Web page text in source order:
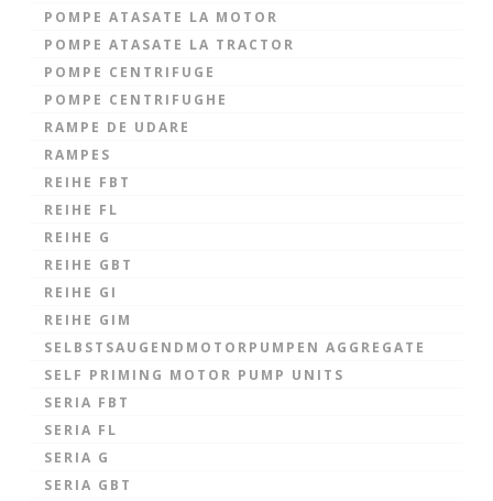
POMPE ATASATE LA MOTOR
POMPE ATASATE LA TRACTOR
POMPE CENTRIFUGE
POMPE CENTRIFUGHE
RAMPE DE UDARE
RAMPES
REIHE FBT
REIHE FL
REIHE G
REIHE GBT
REIHE GI
REIHE GIM
SELBSTSAUGENDMOTORPUMPEN AGGREGATE
SELF PRIMING MOTOR PUMP UNITS
SERIA FBT
SERIA FL
SERIA G
SERIA GBT